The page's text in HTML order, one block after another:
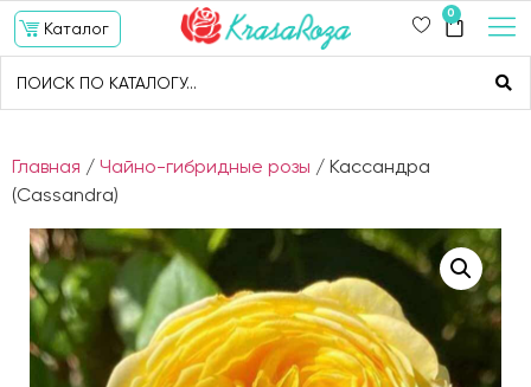
Каталог
0
Главная / Чайно-гибридные розы / Кассандра
(Cassandra)